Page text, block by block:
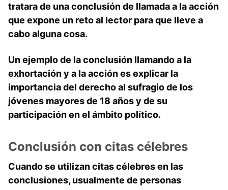
tratara de una conclusión de llamada a la acción
que expone un reto al lector para que lleve a
cabo alguna cosa.
Un ejemplo de la conclusión llamando a la
exhortación y a la acción es explicar la
importancia del derechoal sufragio de los
jóvenes mayores de 18 años y de su
participación en el ámbito político.
Conclusión con citas célebres
Cuando se utilizan citas célebres en las
conclusiones, usualmente de personas